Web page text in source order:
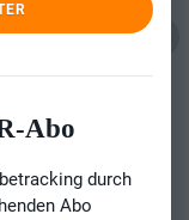
Abo
durch
Abo